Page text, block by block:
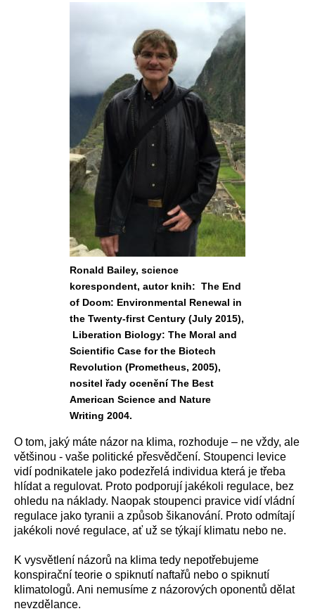
Ronald Bailey, science
korespondent, autor knih: The End
of Doom: Environmental Renewal in
the Twenty-first Century (July 2015),
Liberation Biology: The Moral and
Scientific Case for the Biotech
Revolution (Prometheus, 2005),
nositel řady ocenění The Best
American Science and Nature
Writing 2004.
O tom, jaký máte názor na klima, rozhoduje – ne vždy, ale
většinou - vaše politické přesvědčení. Stoupenci levice
vidí podnikatele jako podezřelá individua která je třeba
hlídat a regulovat. Proto podporují jakékoli regulace, bez
ohledu na náklady. Naopak stoupenci pravice vidí vládní
regulace jako tyranii a způsob šikanování. Proto odmítají
jakékoli nové regulace, ať už se týkají klimatu nebo ne.
K vysvětlení názorů na klima tedy nepotřebujeme
konspirační teorie o spiknutí naftařů nebo o spiknutí
klimatologů. Ani nemusíme z názorových oponentů dělat
nevzdělance.